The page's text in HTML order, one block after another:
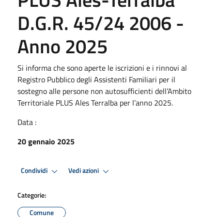
D.G.R. 45/24 2006 -
Anno 2025
Si informa che sono aperte le iscrizioni e i rinnovi al
Registro Pubblico degli Assistenti Familiari per il
sostegno alle persone non autosufficienti dell’Ambito
Territoriale PLUS Ales Terralba per l’anno 2025.
Data :
20 gennaio 2025
Condividi Vedi azioni
Categorie:
Comune